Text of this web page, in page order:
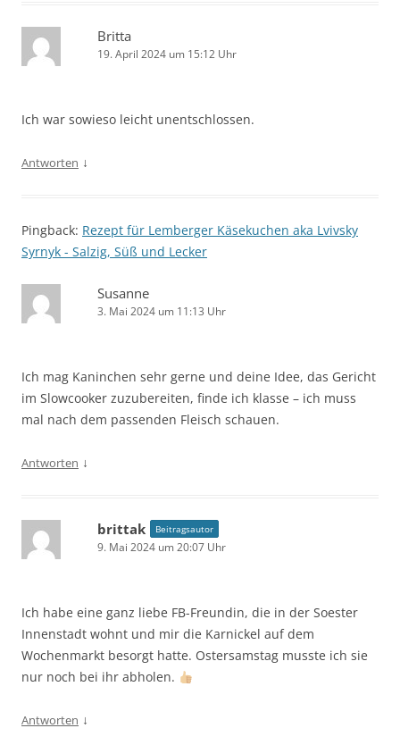
Britta
19. April 2024 um 15:12 Uhr
Ich war sowieso leicht unentschlossen.
Antworten ↓
Pingback: Rezept für Lemberger Käsekuchen aka Lvivsky
Syrnyk - Salzig, Süß und Lecker
Susanne
3. Mai 2024 um 11:13 Uhr
Ich mag Kaninchen sehr gerne und deine Idee, das Gericht
im Slowcooker zuzubereiten, finde ich klasse – ich muss
mal nach dem passenden Fleisch schauen.
Antworten ↓
brittak Beitragsautor
9. Mai 2024 um 20:07 Uhr
Ich habe eine ganz liebe FB-Freundin, die in der Soester
Innenstadt wohnt und mir die Karnickel auf dem
Wochenmarkt besorgt hatte. Ostersamstag musste ich sie
nur noch bei ihr abholen.
Antworten ↓